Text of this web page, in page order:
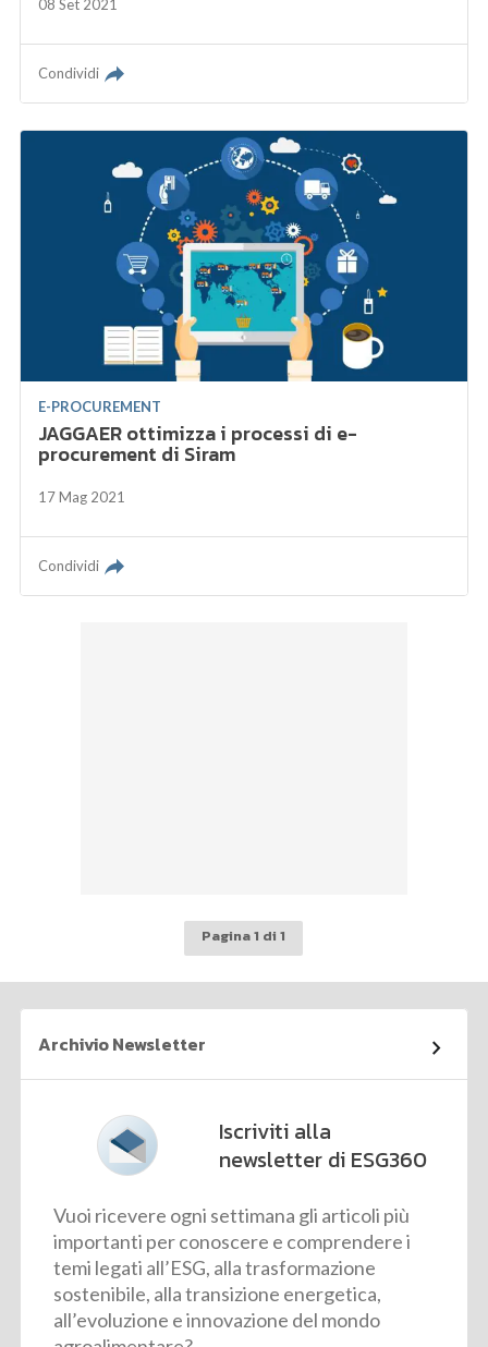
08 Set 2021
Condividi
E-PROCUREMENT
JAGGAER ottimizza i processi di e-
procurement di Siram
17 Mag 2021
Condividi
Pagina 1 di 1
Archivio Newsletter
Iscriviti alla
newsletter di ESG360
Vuoi ricevere ogni settimana gli articoli più
importanti per conoscere e comprendere i
temi legati all’ESG, alla trasformazione
sostenibile, alla transizione energetica,
all’evoluzione e innovazione del mondo